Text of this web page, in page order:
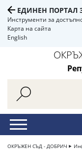
ЕДИНЕН ПОРТАЛ
Инструменти за
Карта на сайта
English
ОКРЪЖЕН СЪД - ДОБРИЧ